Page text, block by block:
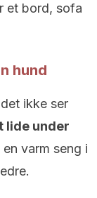
et bord, sofa
hund
ikke ser
lide under
varm seng i